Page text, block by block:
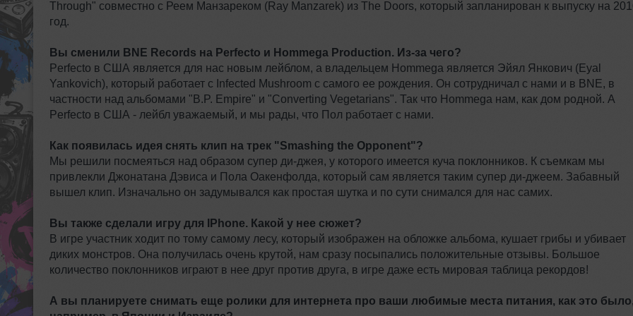
Through" совместно с Реем Манзареком (Ray Manzarek) из The Doors, который запланирован к выпуску на
год.
Вы сменили BNE Records на Perfecto и Hommega Production. Из-за чего?
Perfecto в США является для нас новым лейблом, а владельцем Hommega является Эйял Янкович (Eyal
Yankovich), который работает с Infected Mushroom с самого ее рождения. Он сотрудничал с нами и в BNE, в
частности над альбомами "B.P. Empire" и "Converting Vegetarians". Так что Hommega нам, как дом родной. А
Perfecto в США - лейбл уважаемый, и мы рады, что Пол работает с нами.
Как появилась идея снять клип на трек "Smashing the Opponent"?
Мы решили посмеяться над образом супер ди-джея, у которого имеется куча поклонников. К съемкам мы
привлекли Джонатана Дэвиса и Пола Оакенфолда, который сам является таким супер ди-джеем. Забавный
вышел клип. Изначально он задумывался как простая шутка и по сути снимался для нас самих.
Вы также сделали игру для IPhone. Какой у нее сюжет?
В игре участник ходит по тому самому лесу, который изображен на обложке альбома, кушает грибы и убивает
диких монстров. Она получилась очень крутой, нам сразу посыпались положительные отзывы. Большое
количество поклонников играют в нее друг против друга, в игре даже есть мировая таблица рекордов!
А вы планируете снимать еще ролики для интернета про ваши любимые места питания, как это